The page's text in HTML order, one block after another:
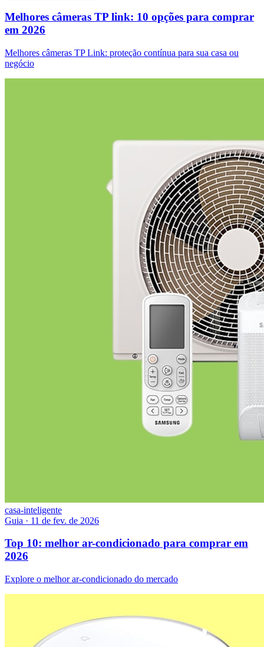
Melhores câmeras TP link: 10 opções para comprar
em 2026
Melhores câmeras TP Link: proteção contínua para sua casa ou
negócio
casa-inteligente
Guia · 11 de fev. de 2026
Top 10: melhor ar-condicionado para comprar em
2026
Explore o melhor ar-condicionado do mercado